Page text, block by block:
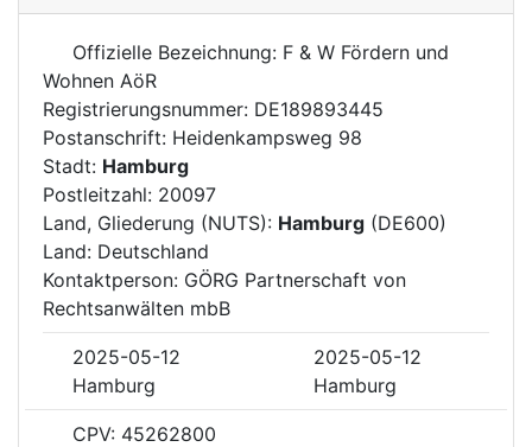
Offizielle Bezeichnung: F & W Fördern und
Wohnen AöR
Registrierungsnummer: DE189893445
Postanschrift: Heidenkampsweg 98
Stadt: Hamburg
Postleitzahl: 20097
Land, Gliederung (NUTS): Hamburg (DE600)
Land: Deutschland
Kontaktperson: GÖRG Partnerschaft von
Rechtsanwälten mbB
2025-05-12
2025-05-12
Hamburg
Hamburg
CPV: 45262800